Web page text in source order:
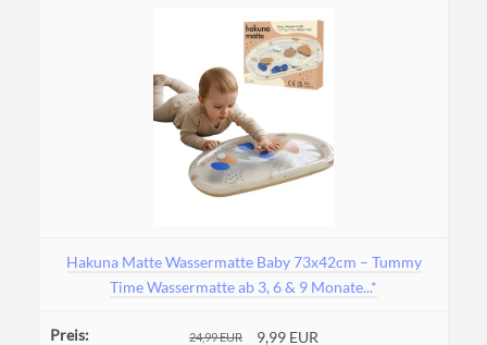
Hakuna Matte Wassermatte Baby 73x42cm – Tummy
Time Wassermatte ab 3, 6 & 9 Monate...*
24,99 EUR 9,99 EUR